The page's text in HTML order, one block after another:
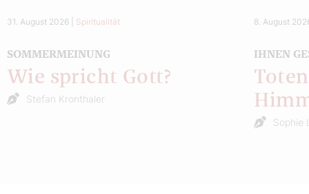
31. August 2026 Spiritualität
SOMMERMEINUNG
Wie spricht Gott?
Stefan Kronthaler
8. August
IHNEN
Sophie